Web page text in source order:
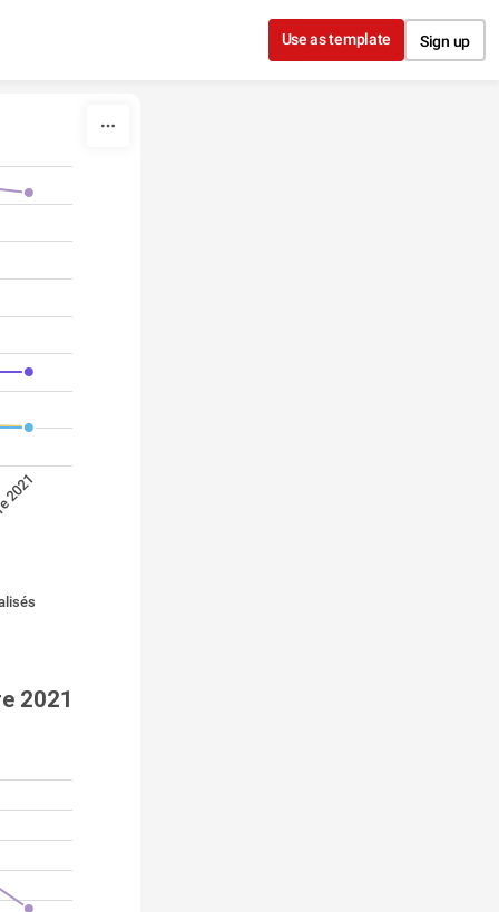
Use as template Sign up
2021